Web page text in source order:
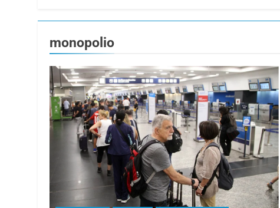
monopolio